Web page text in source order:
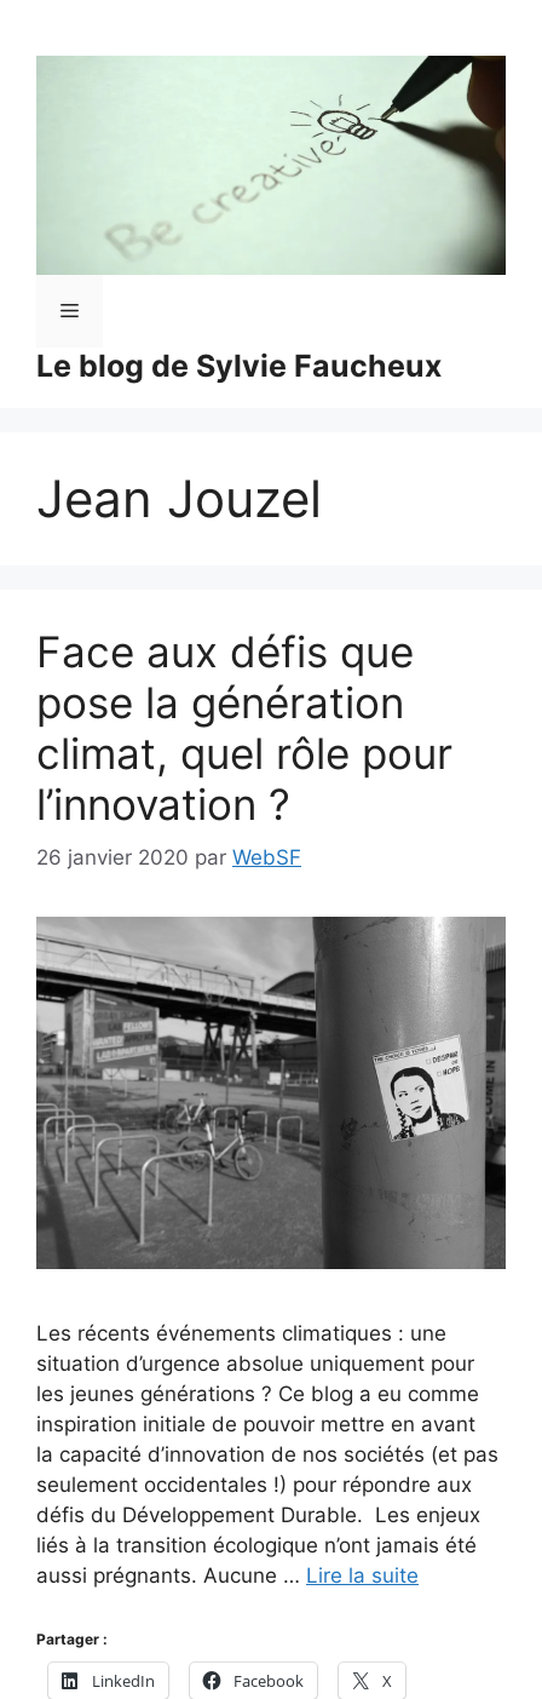
Le blog de Sylvie Faucheux
Menu
Jean Jouzel
Face aux défis que
pose la génération
climat, quel rôle pour
l’innovation ?
26 janvier 2020 par WebSF
Les récents événements climatiques : une
situation d’urgence absolue uniquement pour
les jeunes générations ? Ce blog a eu comme
inspiration initiale de pouvoir mettre en avant
la capacité d’innovation de nos sociétés (et pas
seulement occidentales !) pour répondre aux
défis du Développement Durable. Les enjeux
liés à la transition écologique n’ont jamais été
aussi prégnants. Aucune … Lire la suite
Partager :
LinkedIn Facebook X